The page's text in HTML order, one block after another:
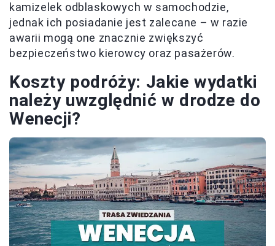
kamizelek odblaskowych w samochodzie,
jednak ich posiadanie jest zalecane – w razie
awarii mogą one znacznie zwiększyć
bezpieczeństwo kierowcy oraz pasażerów.
Koszty podróży: Jakie wydatki
należy uwzględnić w drodze do
Wenecji?